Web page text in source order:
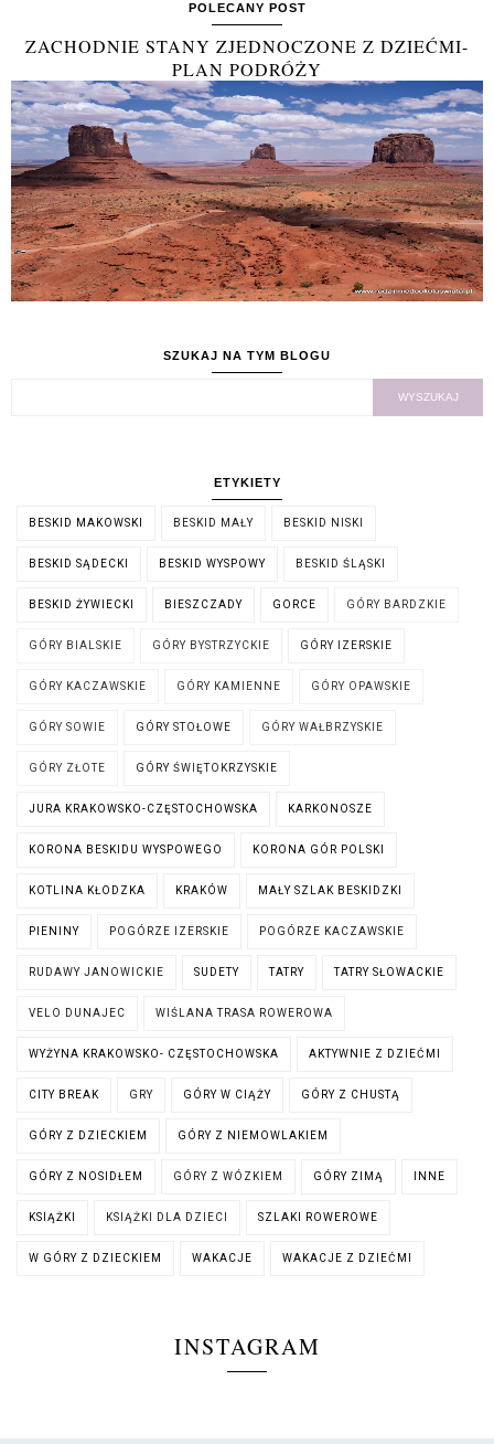
POLECANY POST
ZACHODNIE STANY ZJEDNOCZONE Z DZIEĆMI-
PLAN PODRÓŻY
SZUKAJ NA TYM BLOGU
ETYKIETY
BESKID MAKOWSKI BESKID MAŁY BESKID NISKI
BESKID SĄDECKI BESKID WYSPOWY BESKID ŚLĄSKI
BESKID ŻYWIECKI BIESZCZADY GORCE GÓRY BARDZKIE
GÓRY BIALSKIE GÓRY BYSTRZYCKIE GÓRY IZERSKIE
GÓRY KACZAWSKIE GÓRY KAMIENNE GÓRY OPAWSKIE
GÓRY SOWIE GÓRY STOŁOWE GÓRY WAŁBRZYSKIE
GÓRY ZŁOTE GÓRY ŚWIĘTOKRZYSKIE
JURA KRAKOWSKO-CZĘSTOCHOWSKA KARKONOSZE
KORONA BESKIDU WYSPOWEGO KORONA GÓR POLSKI
KOTLINA KŁODZKA KRAKÓW MAŁY SZLAK BESKIDZKI
PIENINY POGÓRZE IZERSKIE POGÓRZE KACZAWSKIE
RUDAWY JANOWICKIE SUDETY TATRY TATRY SŁOWACKIE
VELO DUNAJEC WIŚLANA TRASA ROWEROWA
WYŻYNA KRAKOWSKO- CZĘSTOCHOWSKA AKTYWNIE Z DZIEĆMI
CITY BREAK GRY GÓRY W CIĄŻY GÓRY Z CHUSTĄ
GÓRY Z DZIECKIEM GÓRY Z NIEMOWLAKIEM
GÓRY Z NOSIDŁEM GÓRY Z WÓZKIEM GÓRY ZIMĄ INNE
KSIĄŻKI KSIĄŻKI DLA DZIECI SZLAKI ROWEROWE
W GÓRY Z DZIECKIEM WAKACJE WAKACJE Z DZIEĆMI
INSTAGRAM